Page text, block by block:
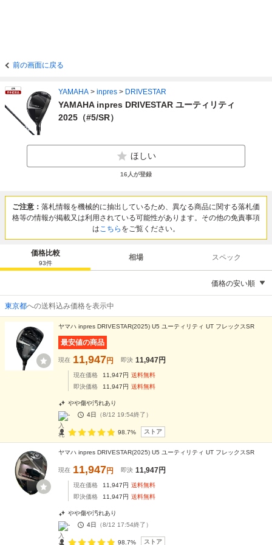
前の画面に戻る
YAMAHA > inpres > DRIVESTAR
YAMAHA inpres DRIVESTAR ユーティリティ
2025（#5/SR）
ほしい
16 人が登録
ご注意： 落札情報を機械的に抽出しているため、異なる商品に関する落札価
格等の情報が掲載又は利用されている可能性があります。その他の免責事項
はこちら をご覧ください。
価格比較
93件
相場 スペック
価格の安い順
東京都への送料込み価格を表示中
ヤマハ inpres DRIVESTAR(2025) U5 ユーティリティ UT フレックスSR
最安値の商品
現在 11,947円 即決 11,947円
現在価格 11,947円 送料無料
即決価格
11,947円 送料無料
やや傷や汚れあり
-
4日 （8/12 19:54終了）
98.7% ストア
ヤマハ inpres DRIVESTAR(2025) U5 ユーティリティ UT フレックスSR
現在 11,947円 即決 11,947円
現在価格 11,947円 送料無料
即決価格
11,947円 送料無料
やや傷や汚れあり
-
4日 （8/12 17:54終了）
98.7% ストア